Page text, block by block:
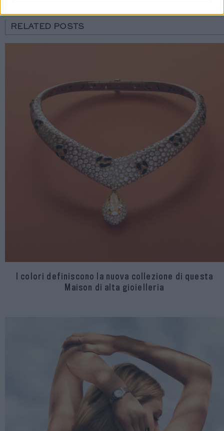
RELATED POSTS
I colori definiscono la nuova collezione di questa
Maison di alta gioielleria